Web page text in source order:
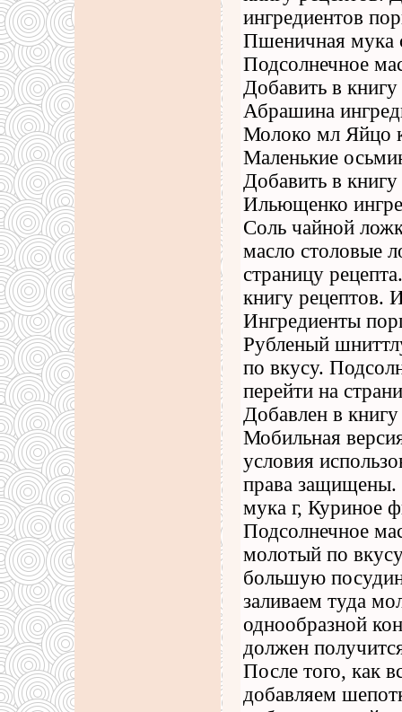
ингредиентов
Пшеничная мука
Подсолнечное
Добавить в
Абрашина
Молоко мл Яйцо
Маленькие
Добавить в
Ильющенко
Соль чайной
масло столовые
страницу
книгу рецептов.
Ингредиенты
Рубленый
по вкусу.
перейти на
Добавлен в
Мобильная
условия
права
мука г, Куриное
Подсолнечное
молотый по
большую
заливаем туда
однообразной
должен
После того, как
добавляем